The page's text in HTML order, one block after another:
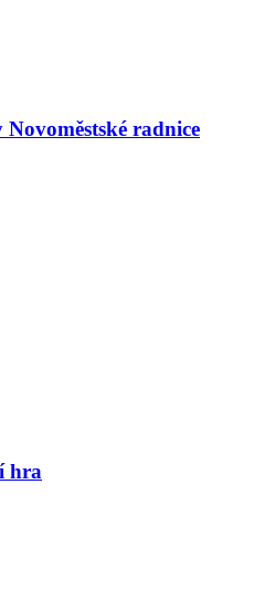
radnice
hra